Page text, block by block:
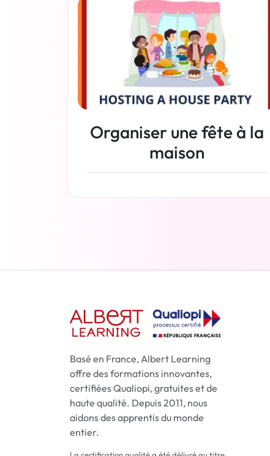
Organiser une fête à la
maison
Basé en France, Albert Learning
offre des formations innovantes,
certifiées Qualiopi, gratuites et de
haute qualité. Depuis 2011, nous
aidons des apprentis du monde
entier.